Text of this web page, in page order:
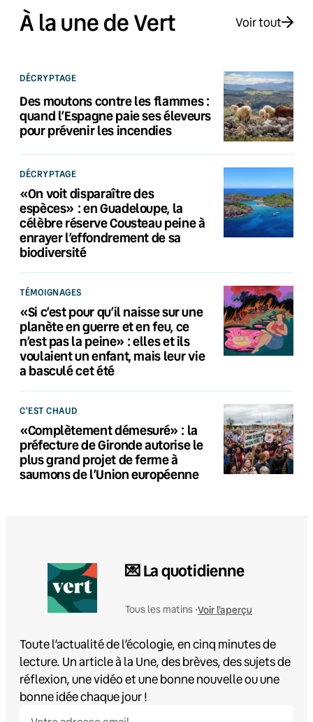
À la une de Vert Voir tout
DÉCRYPTAGE
Des moutons contre les flammes :
quand l’Espagne paie ses éleveurs
pour prévenir les incendies
DÉCRYPTAGE
«On voit disparaître des
espèces» : en Guadeloupe, la
célèbre réserve Cousteau peine à
enrayer l’effondrement de sa
biodiversité
TÉMOIGNAGES
«Si c’est pour qu’il naisse sur une
planète en guerre et en feu, ce
n’est pas la peine» : elles et ils
voulaient un enfant, mais leur vie
a basculé cet été
C'EST CHAUD
«Complètement démesuré» : la
préfecture de Gironde autorise le
plus grand projet de ferme à
saumons de l’Union européenne
💌 La quotidienne
Tous les matins •Voir l'aperçu
Toute l’actualité de l’écologie, en cinq minutes de
lecture. Un article à la Une, des brèves, des sujets de
réflexion, une vidéo et une bonne nouvelle ou une
bonne idée chaque jour !